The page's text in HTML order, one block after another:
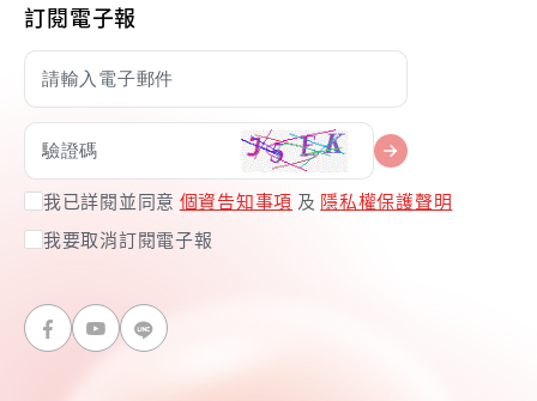
訂閱電子報
我已詳閱並同意 個資告知事項 及 隱私權保護聲明
我要取消訂閱電子報